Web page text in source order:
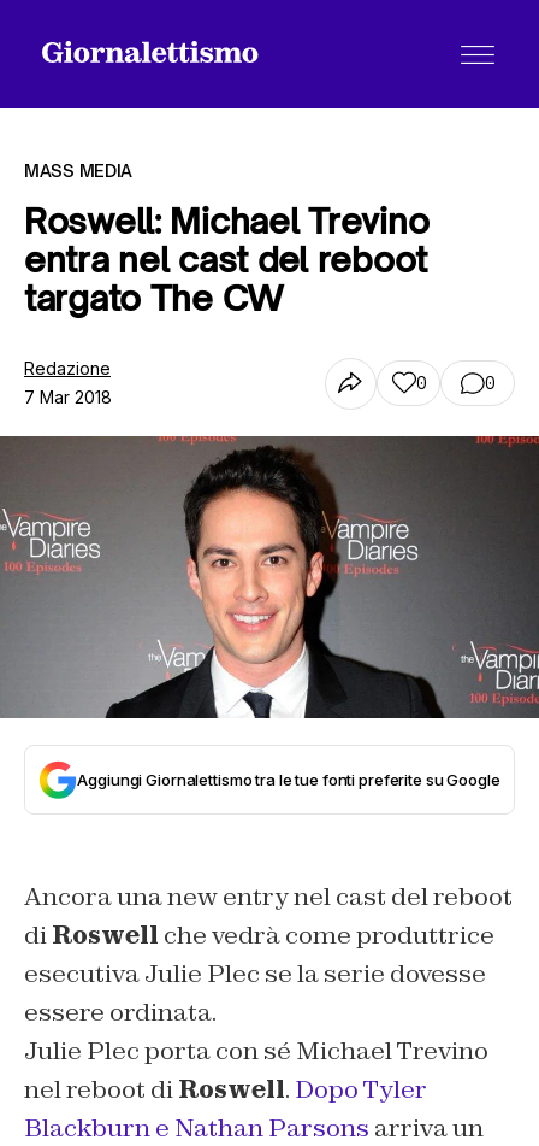
Tutti gli articoli
Chi siamo
MASS MEDIA
Roswell: Michael Trevino
entra nel cast del reboot
targato The CW
Redazione
7 Mar 2018
0 0
Aggiungi Giornalettismo tra le tue fonti preferite su Google
Ancora una new entry nel cast del reboot
diRoswell che vedrà come produttrice
esecutiva Julie Plec se la serie dovesse
essere ordinata.
Julie Plec porta con sé Michael Trevino
nel reboot diRoswell. Dopo Tyler
Blackburn e Nathan Parsons arriva un